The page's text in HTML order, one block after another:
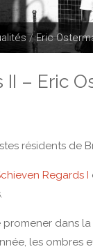
/ Eric
– Eric
résidents de
Regards I
dans la
les ombres